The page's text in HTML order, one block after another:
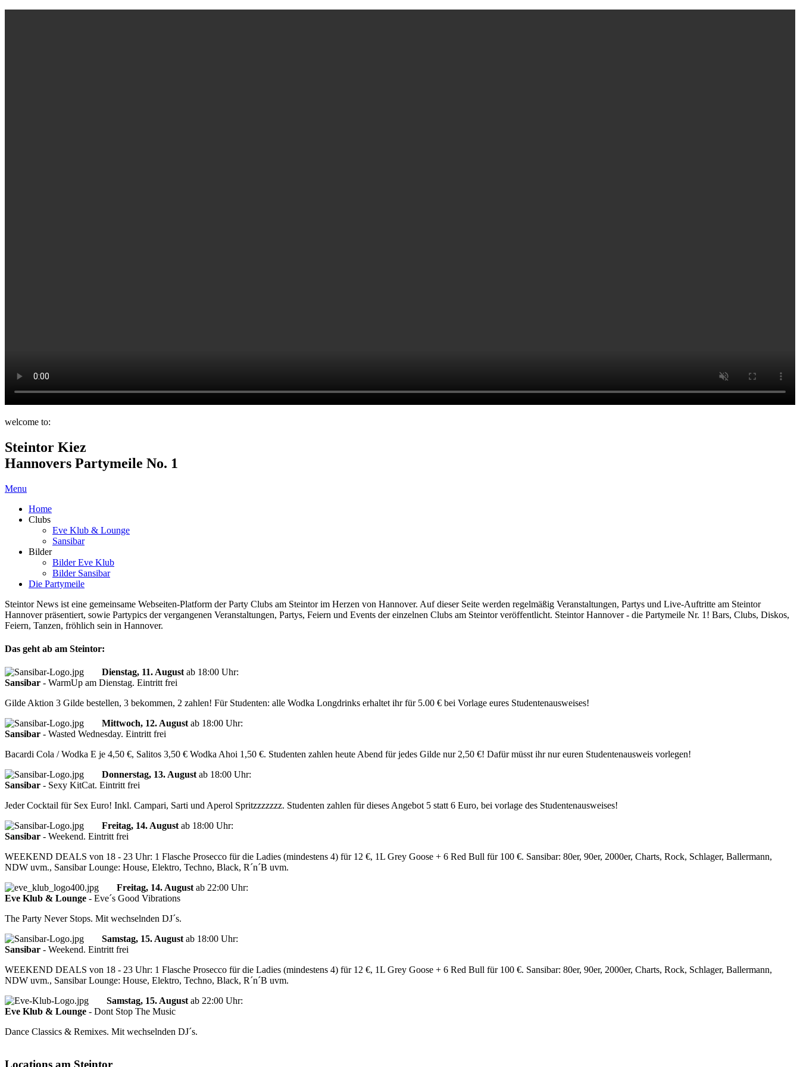
welcome to:
Steintor Kiez
Hannovers Partymeile No. 1
Menu
Home
Clubs
Eve Klub & Lounge
Sansibar
Bilder
Bilder Eve Klub
Bilder Sansibar
Die Partymeile
Steintor News ist eine gemeinsame Webseiten-Platform der Party Clubs am Steintor im Herzen von Hannover. Auf dieser Seite werden regelmäßig Veranstaltungen, Partys und Live-Auftritte am Steintor
Hannover präsentiert, sowie Partypics der vergangenen Veranstaltungen, Partys, Feiern und Events der einzelnen Clubs am Steintor veröffentlicht. Steintor Hannover - die Partymeile Nr. 1! Bars, Clubs, Diskos,
Feiern, Tanzen, fröhlich sein in Hannover.
Das geht ab am Steintor:
Dienstag, 11. August ab 18:00 Uhr:
Sansibar - WarmUp am Dienstag. Eintritt frei
Gilde Aktion 3 Gilde bestellen, 3 bekommen, 2 zahlen! Für Studenten: alle Wodka Longdrinks erhaltet ihr für 5.00 € bei Vorlage eures Studentenausweises!
Mittwoch, 12. August ab 18:00 Uhr:
Sansibar - Wasted Wednesday. Eintritt frei
Bacardi Cola / Wodka E je 4,50 €, Salitos 3,50 € Wodka Ahoi 1,50 €. Studenten zahlen heute Abend für jedes Gilde nur 2,50 €! Dafür müsst ihr nur euren Studentenausweis vorlegen!
Donnerstag, 13. August ab 18:00 Uhr:
Sansibar - Sexy KitCat. Eintritt frei
Jeder Cocktail für Sex Euro! Inkl. Campari, Sarti und Aperol Spritzzzzzzz. Studenten zahlen für dieses Angebot 5 statt 6 Euro, bei vorlage des Studentenausweises!
Freitag, 14. August ab 18:00 Uhr:
Sansibar - Weekend. Eintritt frei
WEEKEND DEALS von 18 - 23 Uhr: 1 Flasche Prosecco für die Ladies (mindestens 4) für 12 €, 1L Grey Goose + 6 Red Bull für 100 €. Sansibar: 80er, 90er, 2000er, Charts, Rock, Schlager, Ballermann,
NDW uvm., Sansibar Lounge: House, Elektro, Techno, Black, R´n´B uvm.
Freitag, 14. August ab 22:00 Uhr:
Eve Klub & Lounge - Eve´s Good Vibrations
The Party Never Stops. Mit wechselnden DJ´s.
Samstag, 15. August ab 18:00 Uhr:
Sansibar - Weekend. Eintritt frei
WEEKEND DEALS von 18 - 23 Uhr: 1 Flasche Prosecco für die Ladies (mindestens 4) für 12 €, 1L Grey Goose + 6 Red Bull für 100 €. Sansibar: 80er, 90er, 2000er, Charts, Rock, Schlager, Ballermann,
NDW uvm., Sansibar Lounge: House, Elektro, Techno, Black, R´n´B uvm.
Samstag, 15. August ab 22:00 Uhr:
Eve Klub & Lounge - Dont Stop The Music
Dance Classics & Remixes. Mit wechselnden DJ´s.
Locations am Steintor